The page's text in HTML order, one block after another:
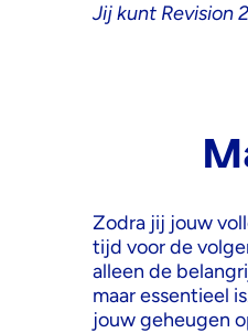
Jij kunt Revision
Zodra jij jouw
tijd voor de
alleen de
maar essentieel
jouw geheugen